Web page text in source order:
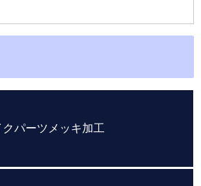
クパーツメッキ加工